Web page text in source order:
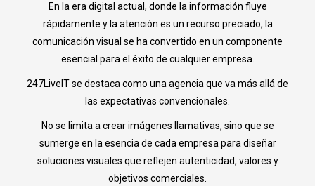
En la era digital actual, donde la información fluye
rápidamente y la atención es un recurso preciado, la
comunicación visual se ha convertido en un componente
esencial para el éxito de cualquier empresa.
247LiveIT se destaca como una agencia que va más allá de
las expectativas convencionales.
No se limita a crear imágenes llamativas, sino que se
sumerge en la esencia de cada empresa para diseñar
soluciones visuales que reflejen autenticidad, valores y
objetivos comerciales.